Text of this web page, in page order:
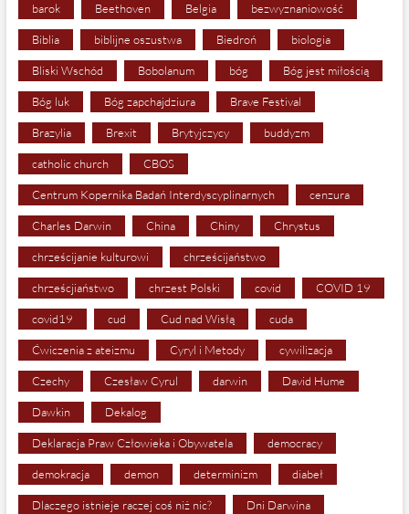
barok Beethoven Belgia bezwyznaniowość
Biblia biblijne oszustwa Biedroń biologia
Bliski Wschód Bobolanum bóg Bóg jest miłością
Bóg luk Bóg zapchajdziura Brave Festival
Brazylia Brexit Brytyjczycy buddyzm
catholic church CBOS
Centrum Kopernika Badań Interdyscyplinarnych cenzura
Charles Darwin China Chiny Chrystus
chrześcijanie kulturowi chrześcijaństwo
chrześcjiaństwo chrzest Polski covid COVID 19
covid19 cud Cud nad Wisłą cuda
Ćwiczenia z ateizmu Cyryl i Metody cywilizacja
Czechy Czesław Cyrul darwin David Hume
Dawkin Dekalog
Deklaracja Praw Człowieka i Obywatela democracy
demokracja demon determinizm diabeł
Dlaczego istnieje raczej coś niż nic? Dni Darwina